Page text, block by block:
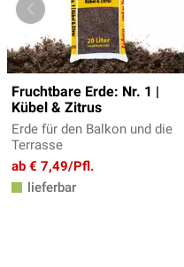
Fruchtbare Erde: Nr. 1 |
Kübel & Zitrus
Erde für den Balkon und die
Terrasse
ab € 7,49/Pfl.
lieferbar